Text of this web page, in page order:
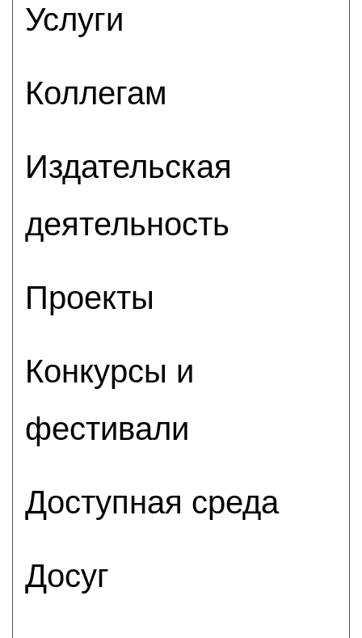
Услуги
Коллегам
Издательская
деятельность
Проекты
Конкурсы и
фестивали
Доступная среда
Досуг